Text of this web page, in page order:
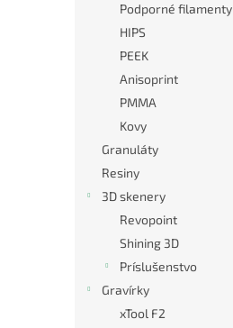
Podporné filamenty
HIPS
PEEK
Anisoprint
PMMA
Kovy
Granuláty
Resiny
3D skenery
Revopoint
Shining 3D
Príslušenstvo
Gravírky
xTool F2